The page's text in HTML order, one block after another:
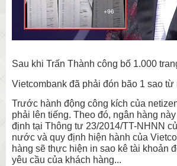
Sau khi Trấn Thành công bố 1.000
Vietcombank đã phải đón bão 1 sao từ
Trước hành động công kích của
phải lên tiếng. Theo đó, ngân hàng
định tại Thông tư 23/2014/TT-NHNN
nước và quy định hiện hành của
hàng sẽ thực hiện in sao kê tài khoản
yêu cầu của khách hàng...